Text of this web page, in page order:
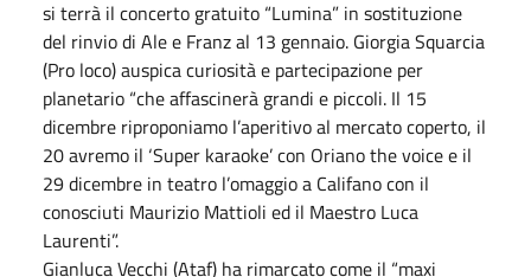
si terrà il concerto gratuito “Lumina” in sostituzione
del rinvio di Ale e Franz al 13 gennaio. Giorgia Squarcia
(Pro loco) auspica curiosità e partecipazione per
planetario “che affascinerà grandi e piccoli. Il 15
dicembre riproponiamo l’aperitivo al mercato coperto, il
20 avremo il ‘Super karaoke’ con Oriano the voice e il
29 dicembre in teatro l’omaggio a Califano con il
conosciuti Maurizio Mattioli ed il Maestro Luca
Laurenti”.
Gianluca Vecchi (Ataf) ha rimarcato come il “maxi